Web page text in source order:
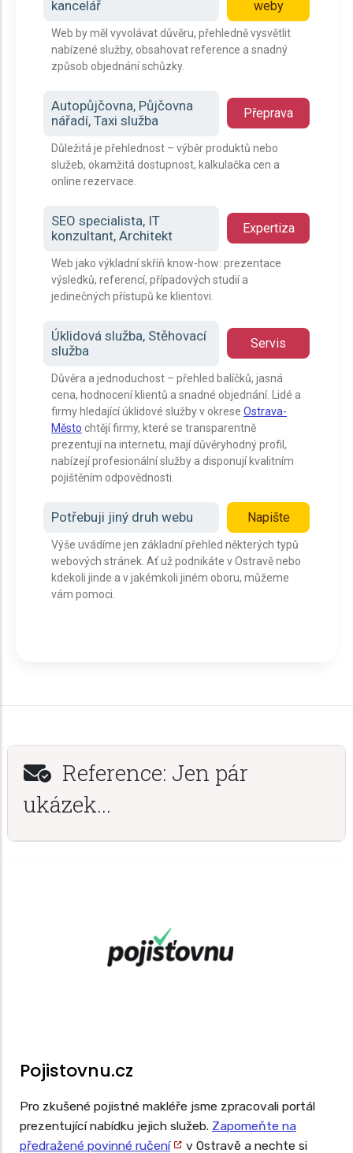
kancelář
weby
Web by měl vyvolávat důvěru, přehledně vysvětlit
nabízené služby, obsahovat reference a snadný
způsob objednání schůzky.
Autopůjčovna, Půjčovna
nářadí, Taxi služba
Přeprava
Důležitá je přehlednost – výběr produktů nebo
služeb, okamžitá dostupnost, kalkulačka cen a
online rezervace.
SEO specialista, IT
konzultant, Architekt
Expertiza
Web jako výkladní skříň know-how: prezentace
výsledků, referencí, případových studií a
jedinečných přístupů ke klientovi.
Úklidová služba, Stěhovací
služba
Servis
Důvěra a jednoduchost – přehled balíčků, jasná
cena, hodnocení klientů a snadné objednání. Lidé a
firmy hledající úklidové služby v okrese Ostrava-
Město chtějí firmy, které se transparentně
prezentují na internetu, mají důvěryhodný profil,
nabízejí profesionální služby a disponují kvalitním
pojištěním odpovědnosti.
Potřebuji jiný druh webu Napište
Výše uvádíme jen základní přehled některých typů
webových stránek. Ať už podnikáte v Ostravě nebo
kdekoli jinde a v jakémkoli jiném oboru, můžeme
vám pomoci.
Reference: Jen pár
ukázek...
Pojistovnu.cz
Pro zkušené pojistné makléře jsme zpracovali portál
prezentující nabídku jejich služeb. Zapomeňte na
předražené povinné ručení
v Ostravě a nechte si